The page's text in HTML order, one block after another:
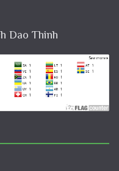
Dao Thinh